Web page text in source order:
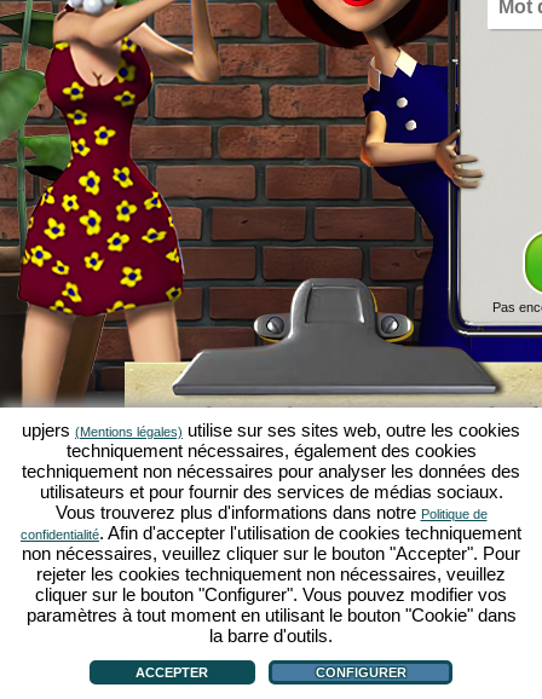
Pas
Simulation économique
jeux par navigateur d'upjers
Kapilands fait partie des meilleursjeux par
véritable jeu rétropour les fans de simulations
upjers, il a été élu "MMO of the Year" et
fans dejeux stratégiques en ligne. Ici, tu peux
économique en tant qu'entrepreneur et faire
simulations économiques!
upjers (Mentions légales) utilise sur ses sites web, outre les cookies
techniquement nécessaires, également des cookies
techniquement non nécessaires pour analyser les données des
utilisateurs et pour fournir des services de médias sociaux.
Vous trouverez plus d'informations dans notre Politique de
confidentialité. Afin d'accepter l'utilisation de cookies techniquement
non nécessaires, veuillez cliquer sur le bouton "Accepter". Pour
rejeter les cookies techniquement non nécessaires, veuillez
cliquer sur le bouton "Configurer". Vous pouvez modifier vos
paramètres à tout moment en utilisant le bouton "Cookie" dans
la barre d'outils.
ACCEPTER CONFIGURER